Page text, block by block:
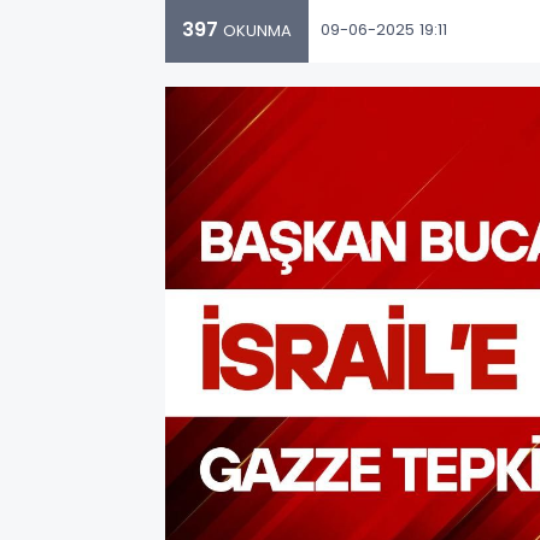
397 OKUNMA 09-06-2025 19:11